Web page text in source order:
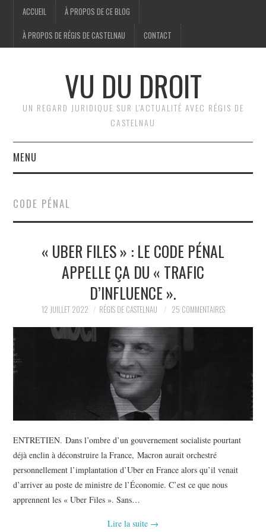
ACCUEIL À PROPOS DE CE BLOG
À PROPOS DE RÉGIS DE CASTELNAU CONTACT
VU DU DROIT
UN REGARD JURIDIQUE SUR L'ACTUALITÉ AVEC RÉGIS DE
CASTELNAU
MENU
BRÈVES
JURIDIQUE
POLITIQUE
HISTOIRE
CULTURE
CODE PÉNAL
« UBER FILES » : LE CODE PÉNAL
APPELLE ÇA DU « TRAFIC
D’INFLUENCE ».
12 JUILLET 2022 RÉGIS DE CASTELNAU 25 COMMENTAIRES
ENTRETIEN. Dans l’ombre d’un gouvernement socialiste pourtant
déjà enclin à déconstruire la France, Macron aurait orchestré
personnellement l’implantation d’Uber en France alors qu’il venait
d’arriver au poste de ministre de l’Économie. C’est ce que nous
apprennent les « Uber Files ». Sans…
Lire la suite →